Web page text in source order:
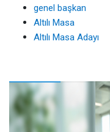
genel başkan
Altılı Masa
Altılı Masa Adayı